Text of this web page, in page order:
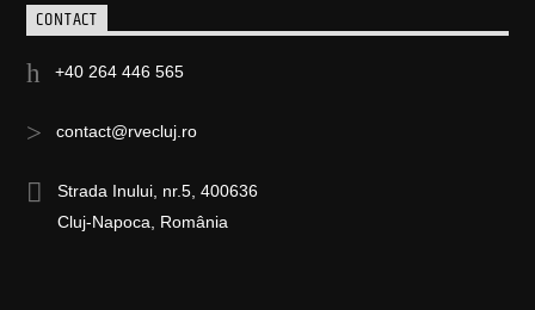
CONTACT
+40 264 446 565
contact@rvecluj.ro
Strada Inului, nr.5, 400636
Cluj-Napoca, România